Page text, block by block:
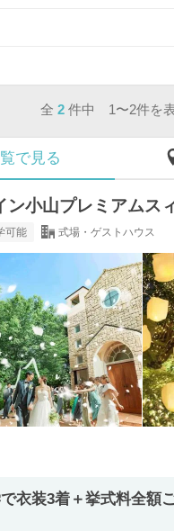
全 2 件中 1〜2件を
で見る
ン小山プレミアムス
可能 式場・ゲストハウス
衣装3着＋挙式料全額